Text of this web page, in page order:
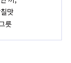
맛
릇